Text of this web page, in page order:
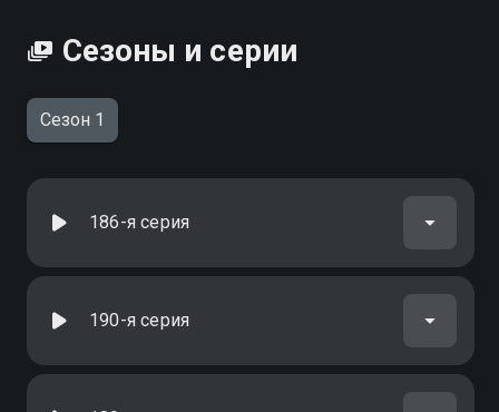
Сезоны и серии
Сезон 1
186-я серия
190-я серия